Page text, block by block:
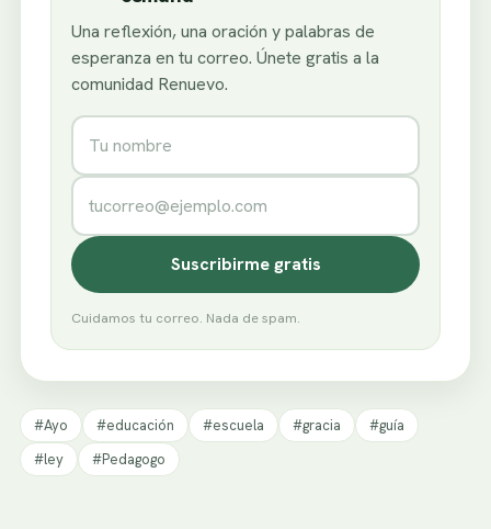
Una reflexión, una oración y palabras de
esperanza en tu correo. Únete gratis a la
comunidad Renuevo.
Nombre
Correo electrónico
Suscribirme gratis
Cuidamos tu correo. Nada de spam.
#Ayo #educación #escuela #gracia
#guía
#ley
#Pedagogo